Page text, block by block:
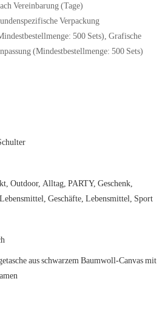
Vereinbarung (Tage)
Verpackung
500 Sets), Grafische
(Mindestbestellmenge: 500 Sets)
Outdoor, Alltag, PARTY, Geschenk,
Geschäfte, Lebensmittel, Sport
aus schwarzem Baumwoll-Canvas mit